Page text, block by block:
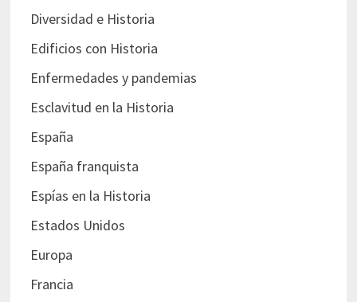
Diversidad e Historia
Edificios con Historia
Enfermedades y pandemias
Esclavitud en la Historia
España
España franquista
Espías en la Historia
Estados Unidos
Europa
Francia